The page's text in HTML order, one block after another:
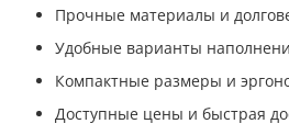
Прочные материалы и
Удобные варианты
Компактные размеры и
Доступные цены и быстрая